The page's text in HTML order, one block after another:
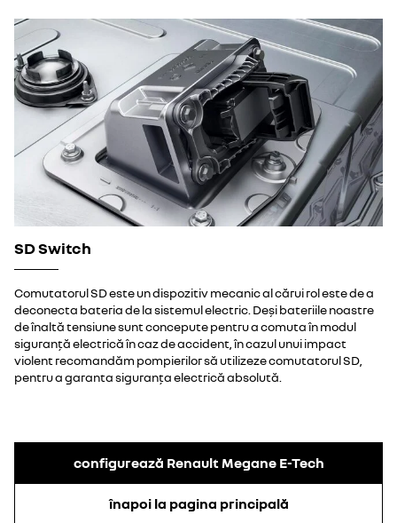
SD Switch
Comutatorul SD este un dispozitiv mecanic al cărui rol este de a
deconecta bateria de la sistemul electric. Deși bateriile noastre
de înaltă tensiune sunt concepute pentru a comuta în modul
siguranță electrică în caz de accident, în cazul unui impact
violent recomandăm pompierilor să utilizeze comutatorul SD,
pentru a garanta siguranța electrică absolută.
configurează Renault Megane E-Tech
înapoi la pagina principală